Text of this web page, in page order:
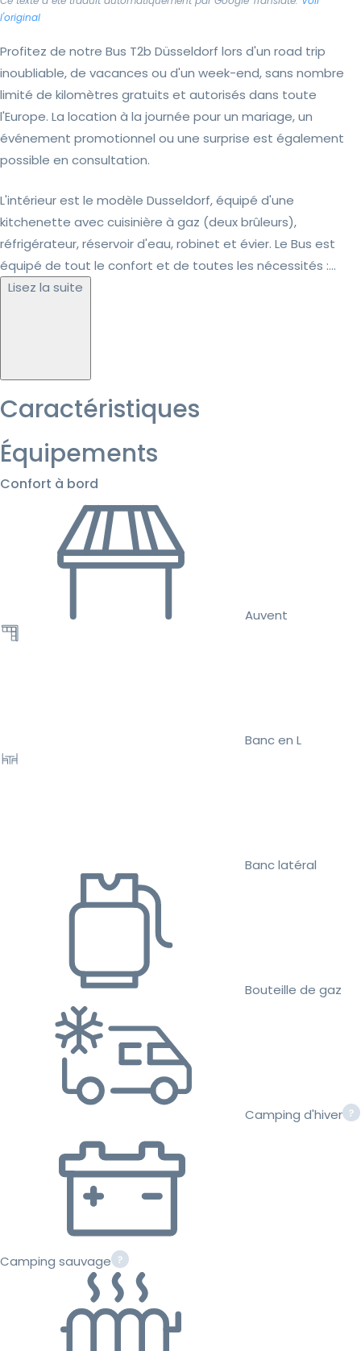
l'original
Profitez de notre Bus T2b Düsseldorf lors d'un road trip
inoubliable, de vacances ou d'un week-end, sans nombre
limité de kilomètres gratuits et autorisés dans toute
l'Europe. La location à la journée pour un mariage, un
événement promotionnel ou une surprise est également
possible en consultation.
L'intérieur est le modèle Dusseldorf, équipé d'une
kitchenette avec cuisinière à gaz (deux brûleurs),
réfrigérateur, réservoir d'eau, robinet et évier. Le Bus est
équipé de tout le confort et de toutes les nécessités :...
Lisez la suite
Caractéristiques
Équipements
Confort à bord
Auvent
Banc en L
Banc latéral
Bouteille de gaz
Camping d'hiver
Camping sauvage